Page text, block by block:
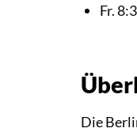
Fr.
Die